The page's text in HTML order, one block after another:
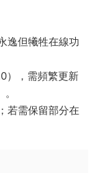
逸但犧牲在線功
），需頻繁更新
若需保留部分在